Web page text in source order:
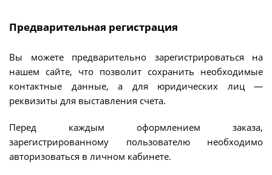
Предварительная регистрация
Вы можете предварительно зарегистрироваться на
нашем сайте, что позволит сохранить необходимые
контактные данные, а для юридических лиц —
реквизиты для выставления счета.
Перед каждым оформлением заказа,
зарегистрированному пользователю необходимо
авторизоваться в личном кабинете.